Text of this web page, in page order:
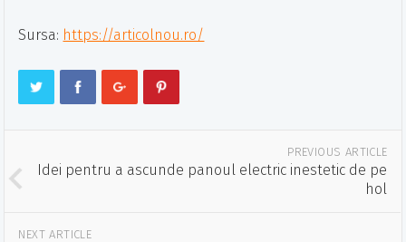
Sursa: https://articolnou.ro/
PREVIOUS ARTICLE
Idei pentru a ascunde panoul electric inestetic de pe
hol
NEXT ARTICLE